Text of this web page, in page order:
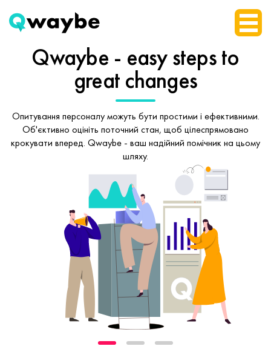
Qwaybe - easy stepsto
great changes
Опитування персоналу можуть бути простими і ефективними.
Об'єктивно оцініть поточний стан, щоб цілеспрямовано
крокувати вперед. Qwaybe - ваш надійний помічник на цьому
шляху.